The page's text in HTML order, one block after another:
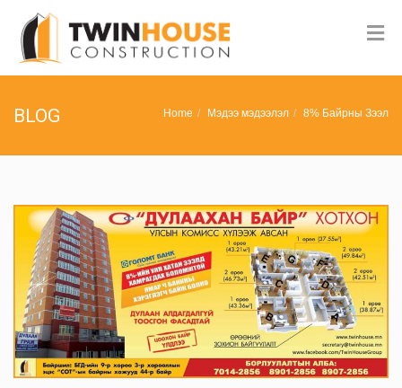
BLOG Home Мэдээ мэдээлэл 8% Байрны Зээл